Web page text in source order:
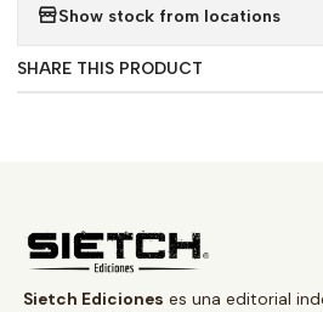
Show stock from locations
SHARE THIS PRODUCT
Sietch Ediciones es una editorial